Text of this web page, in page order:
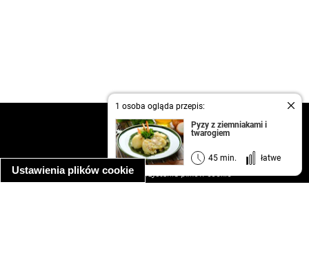
Ustawienia plików cookie
1 osoba ogląda przepis:
Pyzy z ziemniakami i
twarogiem
45 min. łatwe
kontakt
regulamin
informacja o prywatności
informacja o wykorzystaniu plików cookie